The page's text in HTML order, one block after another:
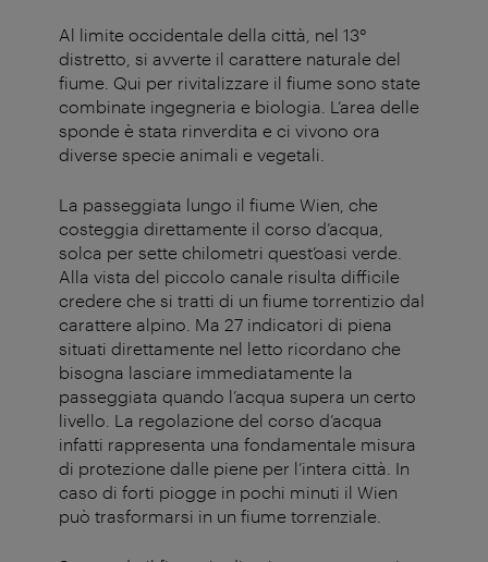
Al limite occidentale della città, nel 13°
distretto, si avverte il carattere naturale del
fiume. Qui per rivitalizzare il fiume sono state
combinate ingegneria e biologia. L’area delle
sponde è stata rinverdita e ci vivono ora
diverse specie animali e vegetali.
La passeggiata lungo il fiume Wien, che
costeggia direttamente il corso d’acqua,
solca per sette chilometri quest’oasi verde.
Alla vista del piccolo canale risulta difficile
credere che si tratti di un fiume torrentizio dal
carattere alpino. Ma 27 indicatori di piena
situati direttamente nel letto ricordano che
bisogna lasciare immediatamente la
passeggiata quando l’acqua supera un certo
livello. La regolazione del corso d’acqua
infatti rappresenta una fondamentale misura
di protezione dalle piene per l’intera città. In
caso di forti piogge in pochi minuti il Wien
può trasformarsi in un fiume torrenziale.